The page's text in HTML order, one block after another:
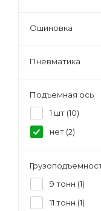
Ошиновка
Пневматика
Подъемная ось
1 шт (10)
нет (2)
9 тонн (1)
11 тонн (1)